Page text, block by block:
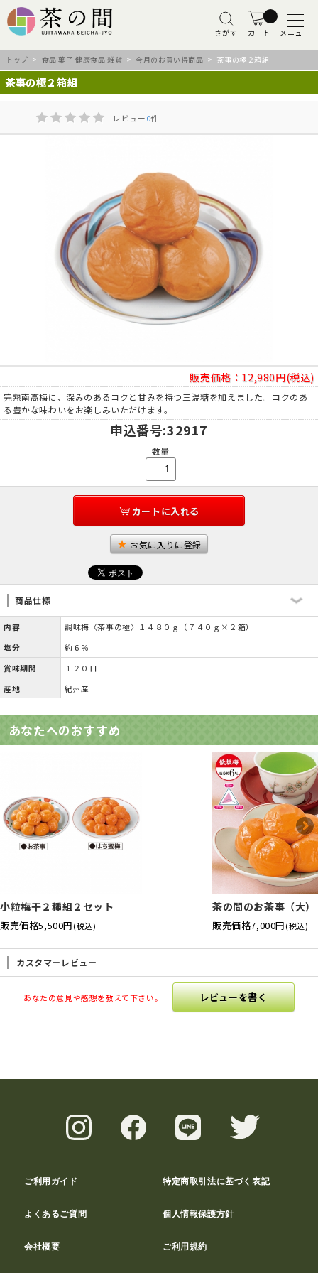
さがす カート メニュー
トップ > 食品 菓子 健康食品 雑貨 > 今月のお買い得商品 > 茶事の極２箱組
茶事の極２箱組
レビュー0件
販売価格： 12,980円(税込)
完熟南高梅に、深みのあるコクと甘みを持つ三温糖を加えました。コクのあ
る豊かな味わいをお楽しみいただけます。
申込番号:32917
数量
カートに入れる
お気に入りに登録
商品仕様
内容
調味梅〈茶事の極〉１４８０ｇ（７４０ｇ×２箱）
塩分
約６％
賞味期間
１２０日
産地
紀州産
あなたへのおすすめ
小粒梅干２種組２セット
販売価格5,500円(税込)
茶の間のお茶事（大）
販売価格7,000円(税込)
カスタマーレビュー
あなたの意見や感想を教えて下さい。 レビューを書く
ご利用ガイド 特定商取引法に基づく表記
よくあるご質問 個人情報保護方針
会社概要 ご利用規約